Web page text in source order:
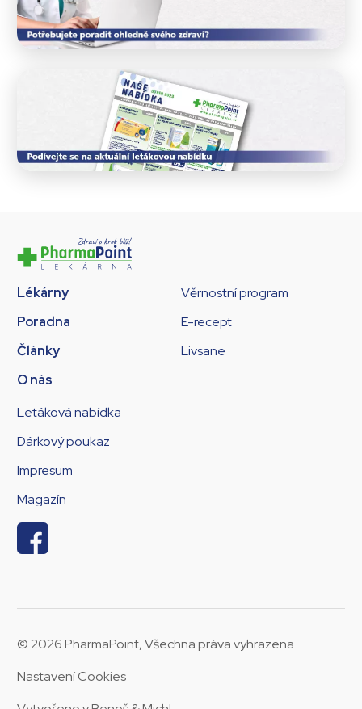
Lékárny
Poradna
Články
O nás
Věrnostní program
E-recept
Livsane
Letáková nabídka
Dárkový poukaz
Impresum
Magazín
© 2026 PharmaPoint, Všechna práva vyhrazena.
Nastavení Cookies